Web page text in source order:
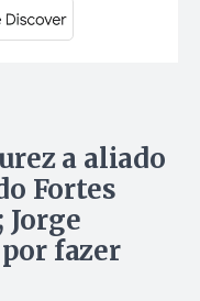
a aliado
Fortes
fazer